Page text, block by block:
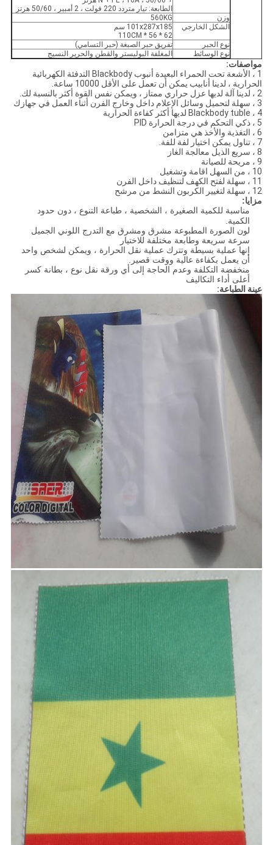
الطابعة: تيار متردد 220 فولت ، 2 أمبير ، 50/60 هرتز
وزن
560KG
الشكل الخارجي
101x287x185 سم
62 * 56 * 110CM
نوع الحبر
تفريق حبر الصبغة (حبر التسامي)
نوع الوسائط
المغلفة البوليستر والقطن والحرير النسيج
مواصفات:
1 ، الأشعة تحت الحمراء البعيدة أنبوب Blackbody التدفئة الكهربائية
الحرارية ، لدينا أنابيب يمكن أن تعمل على الأقل 10000 ساعة.
2 ، لدينا آلة لديها عزل حراري ممتاز ، ويمكن نفس القوة أكثر بالنسبة لك.
3 ، سهلة لتحميل وسائل الإعلام داخل وخارج الفرن أثناء العمل في جهازك
4 ، Blackbody tuble لديها أكثر كفاءة الحرارية
5 ، ذكي التحكم في درجة الحرارة PID
6 ، التغذية والأخذ هي متزامن
7 ، تناول يمكن اختيار لفة للفة.
8 ، سريع الذيل معالجة الغاز
9 ، مريحة للصيانة
10 ، من السهل اقامة وتشغيل
11 ، سهلة لفتح الكهف لتنظيف داخل الفرن
12 ، سهلة لتغيير الكربون النشط من مرشح
مزايا:
مناسبة للكمية الصغيرة ، الشخصية ، طباعة التنوع ، دون حدود
الكمية.
لون الصورة المطبوعة مشرق ومشرق مع التدرج اللوني الجميل
سرعة سريعة وطابعة مختلفة للاختيار
إنها عملية بسيطة وتترك عملية نقل الحرارة ، ويمكن لشخص واحد
أن يعمل بكفاءة عالية ووقت قصير.
منخفضة التكلفة وعدم الحاجة إلى أي ورقة نقل نوع ، بطانة كسر
أعلى أداء التكاليف
عينة الطباعة: